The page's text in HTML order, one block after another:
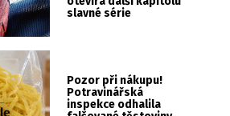
slavné série
Pozor při nákupu!
Potravinářská
inspekce odhalila